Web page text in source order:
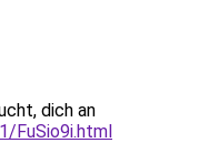
dich an
FuSio9i.html